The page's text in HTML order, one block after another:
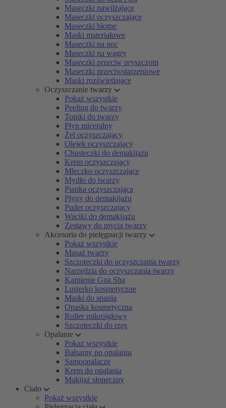
Maseczki nawilżające
Maseczki oczyszczające
Maseczki błotne
Maski materiałowe
Maseczki na noc
Maseczki na wągry
Maseczki przeciw pryszczom
Maseczki przeciwstarzeniowe
Maski rozświetlające
Oczyszczanie twarzy
Pokaż wszystkie
Peeling do twarzy
Toniki do twarzy
Płyn miceralny
Żel oczyszczający
Olejek oczyszczający
Chusteczki do demakijażu
Krem oczyszczający
Mleczko oczyszczające
Mydło do twarzy
Pianka oczyszczająca
Płyny do demakijażu
Puder oczyszczający
Waciki do demakijażu
Zestawy do mycia twarzy
Akcesoria do pielęgnacji twarzy
Pokaż wszystkie
Masaż twarzy
Szczoteczki do oczyszczania twarzy
Narzędzia do oczyszczania twarzy
Kamienie Gua Sha
Lusterko kosmetyczne
Maski do spania
Opaska kosmetyczna
Roller mikroigłowy
Szczoteczki do rzęs
Opalanie
Pokaż wszystkie
Balsamy po opalaniu
Samoopalacze
Krem do opalania
Makijaż słoneczny
Ciało
Pokaż wszystkie